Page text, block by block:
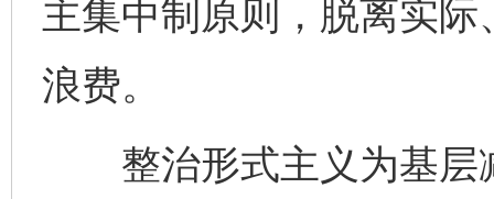
主集中制原则，脱离实
浪费。
整治形式主义为基层